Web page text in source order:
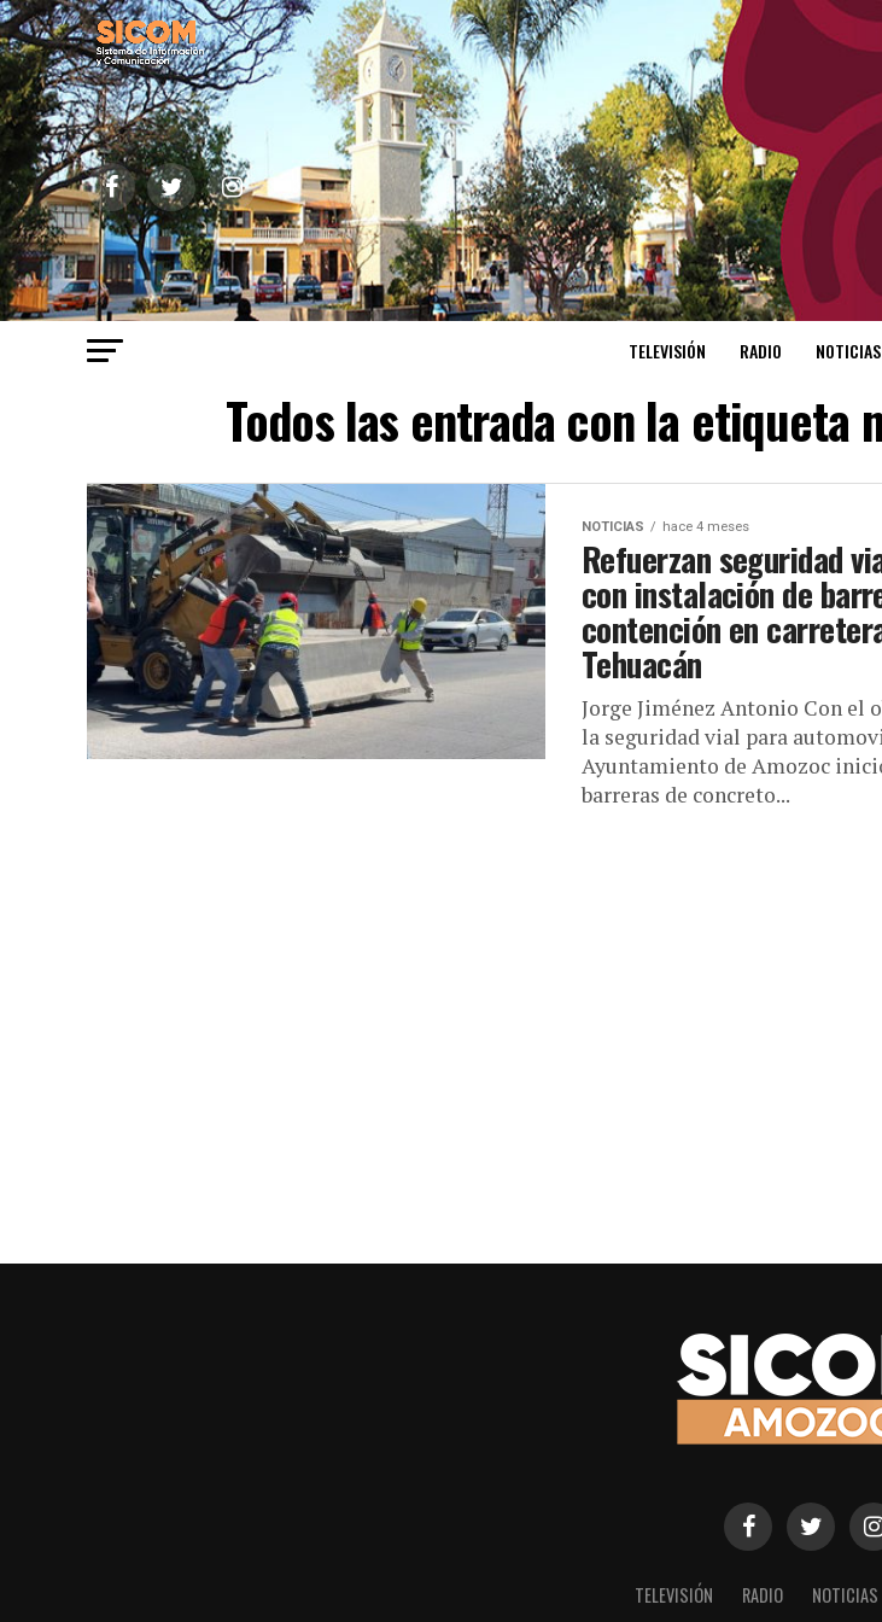
TELEVISIÓN RADIO NOTICIAS
Todos las entrada con la
NOTICIAS hace 4 meses
Refuerzan seguridad
con instalación de
contención en
Tehuacán
Jorge Jiménez Antonio Con el
la seguridad vial para
Ayuntamiento de Amozoc
barreras de concreto...
TELEVISIÓN RADIO NOTICIAS